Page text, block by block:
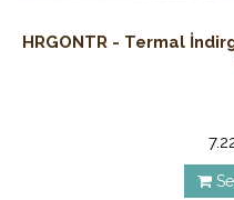
HRGONTR - Termal